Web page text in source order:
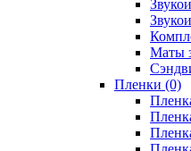
Маты
Пленки (0)